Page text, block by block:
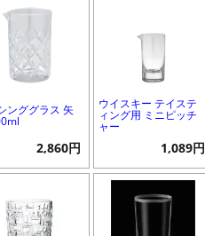
ンググラス 矢
2,860円
ウイスキー テイステ
ィング用 ミニピッチ
ャー
1,089円